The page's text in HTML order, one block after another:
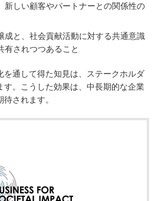
新しい顧客やパートナーとの関係性の
成と、社会貢献活動に対する共通意識
有されつつあること
を通して得た知見は、ステークホルダ
す。こうした効果は、中長期的な企業
されます。